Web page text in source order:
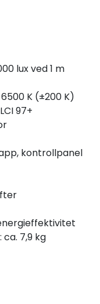
lux ved 1 m
K (±200 K)
97+
kontrollpanel
7,9 kg